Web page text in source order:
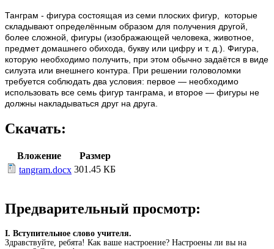
Танграм - фигура состоящая из семи плоских фигур,
которые
складывают определённым образом для получения другой,
более сложной, фигуры (изображающей человека, животное,
предмет домашнего обихода, букву или цифру и т. д.). Фигура,
которую необходимо получить, при этом обычно задаётся в виде
силуэта или внешнего контура. При решении головоломки
требуется соблюдать два условия: первое — необходимо
использовать все семь фигур танграма, и второе — фигуры не
должны накладываться друг на друга.
Скачать:
Вложение
Размер
tangram.docx 301.45 КБ
Предварительный просмотр:
I. Вступительное слово учителя.
Здравствуйте, ребята! Как ваше настроение? Настроены ли вы на